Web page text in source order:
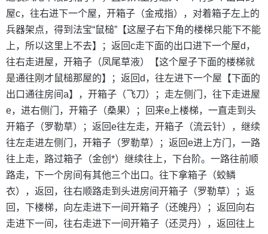
屋c，往右进下一个屋，开箱子（金戒指），对着箱子左上的
兵器架点，得到法宝“鼠槌”【这屋子右下角的楼梯只能下不能
上，所以这里上不去】；返回c走下面的出口进下一个屋d，
往右走进屋，开箱子（凤尾草液）【这个屋子下面的楼梯就
是通往刚才鼠槌那屋的】；返回d，往左进下一个屋【下面的
出口通往房间a】，开箱子（飞刀）；走左侧门，往下走进屋
e，进右侧门，开箱子（桑果）；回来e上楼梯，一直走到头
开箱子（罗勒草）；返回e往左走，开箱子（流云针），继续
往左走进左侧门，开箱子（罗勒草）；返回e进上方门，一路
往上走，路过箱子（金创*）继续往上，下台阶。一路往前顺
路走，下一个房间有其他三个出口。往下拿箱子（蛟鳞
衣），返回，往右顺路走到头进房间开箱子（罗勒草）；返
回，下楼梯，向左走进下一间开箱子（还魄丹）；返回向右
走进下一间，往右走进下一间开箱子（还灵丹），返回往上